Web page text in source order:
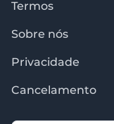
Termos
Sobre nós
Privacidade
Cancelamento